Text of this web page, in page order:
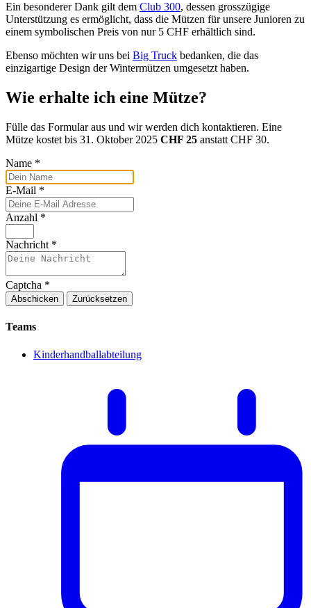
Ein besonderer Dank gilt dem Club 300, dessen grosszügige
Unterstützung es ermöglicht, dass die Mützen für unsere Junioren zu
einem symbolischen Preis von nur 5 CHF erhältlich sind.
Ebenso möchten wir uns bei Big Truck bedanken, die das
einzigartige Design der Wintermützen umgesetzt haben.
Wie erhalte ich eine Mütze?
Fülle das Formular aus und wir werden dich kontaktieren. Eine
Mütze kostet bis 31. Oktober 2025 CHF 25 anstatt CHF 30.
Name *
E-Mail *
Anzahl *
Nachricht *
Captcha *
Abschicken Zurücksetzen
Teams
Kinderhandballabteilung